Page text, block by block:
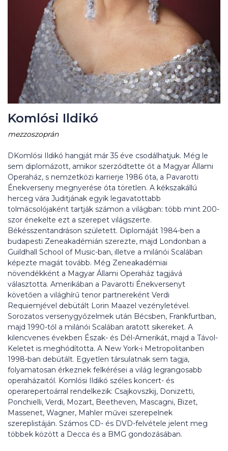
Komlósi Ildikó
mezzoszoprán
DKomlósi Ildikó hangját már 35 éve csodálhatjuk. Még le
sem diplomázott, amikor szerződtette őt a Magyar Állami
Operaház, s nemzetközi karrierje 1986 óta, a Pavarotti
Énekverseny megnyerése óta töretlen. A kékszakállú
herceg vára Juditjának egyik legavatottabb
tolmácsolójaként tartják számon a világban: több mint 200-
szor énekelte ezt a szerepet világszerte.
Békésszentandráson született. Diplomáját 1984-ben a
budapesti Zeneakadémián szerezte, majd Londonban a
Guildhall School of Music-ban, illetve a milánói Scalában
képezte magát tovább. Még Zeneakadémiai
növendékként a Magyar Állami Operaház tagjává
választotta. Amerikában a Pavarotti Énekversenyt
követően a világhírű tenor partnereként Verdi
Requiemjével debütált Lorin Maazel vezényletével.
Sorozatos versenygyőzelmek után Bécsben, Frankfurtban,
majd 1990-től a milánói Scalában aratott sikereket. A
kilencvenes években Észak- és Dél-Amerikát, majd a Távol-
Keletet is meghódította. A New York-i Metropolitanben
1998-ban debütált. Egyetlen társulatnak sem tagja,
folyamatosan érkeznek felkérései a világ legrangosabb
operaházaitól. Komlósi Ildikó széles koncert- és
operarepertoárral rendelkezik: Csajkovszkij, Donizetti,
Ponchielli, Verdi, Mozart, Beetheven, Mascagni, Bizet,
Massenet, Wagner, Mahler művei szerepelnek
szereplistáján. Számos CD- és DVD-felvétele jelent meg
többek között a Decca és a BMG gondozásában.